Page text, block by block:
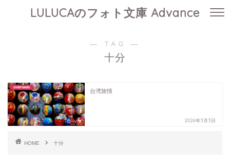
LULUCAのフォト文庫 Advance
― TAG ―
十分
overseas
台湾旅情
2026年3月3日
HOME 十分